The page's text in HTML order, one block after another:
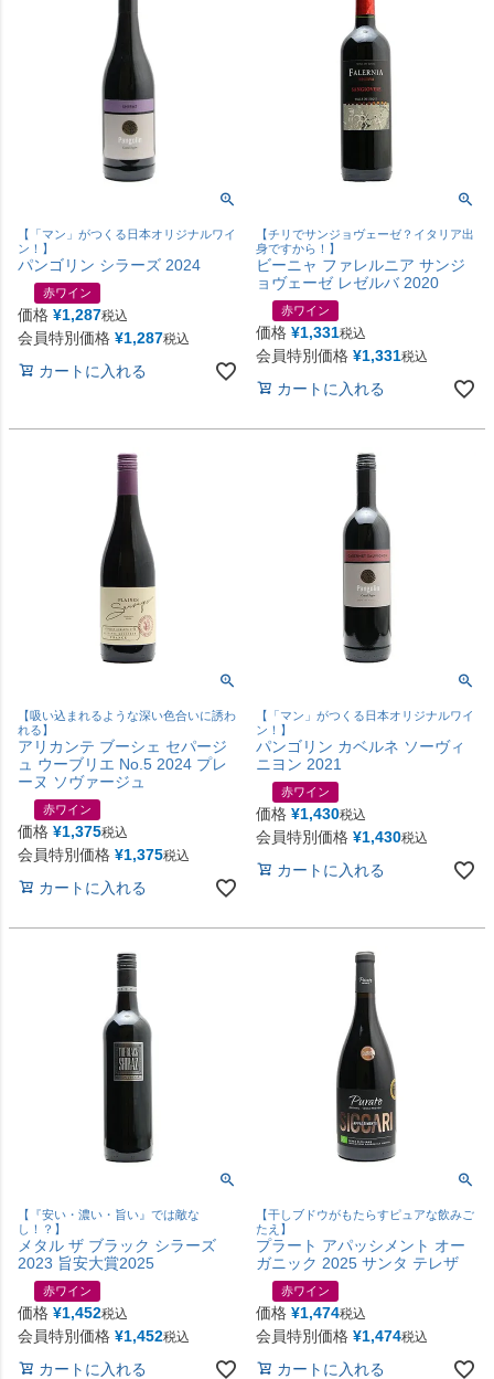
【「マン」がつくる日本オリジナルワイ
ン！】
パンゴリン シラーズ 2024
赤ワイン
価格 ¥1,287税込
会員特別価格 ¥1,287税込
カートに入れる
【チリでサンジョヴェーゼ？イタリア出
身ですから！】
ビーニャ ファレルニア サンジ
ョヴェーゼ レゼルバ 2020
赤ワイン
価格 ¥1,331税込
会員特別価格 ¥1,331税込
カートに入れる
【吸い込まれるような深い色合いに誘わ
れる】
アリカンテ ブーシェ セパージ
ュ ウーブリエ No.5 2024 プレ
ーヌ ソヴァージュ
赤ワイン
価格 ¥1,375税込
会員特別価格 ¥1,375税込
カートに入れる
【「マン」がつくる日本オリジナルワイ
ン！】
パンゴリン カベルネ ソーヴィ
ニヨン 2021
赤ワイン
価格 ¥1,430税込
会員特別価格 ¥1,430税込
カートに入れる
【『安い・濃い・旨い』では敵な
し！？】
メタル ザ ブラック シラーズ
2023 旨安大賞2025
赤ワイン
価格 ¥1,452税込
会員特別価格 ¥1,452税込
カートに入れる
【干しブドウがもたらすピュアな飲みご
たえ】
プラート アパッシメント オー
ガニック 2025 サンタ テレザ
赤ワイン
価格 ¥1,474税込
会員特別価格 ¥1,474税込
カートに入れる